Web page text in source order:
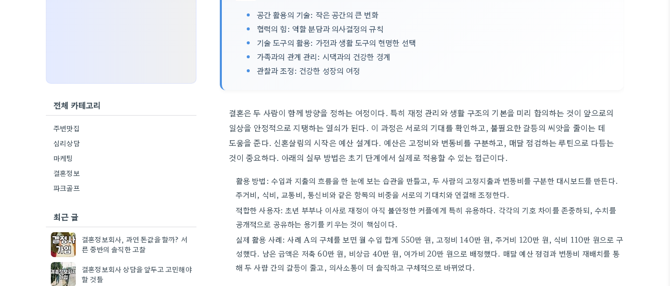
공간 활용의 기술: 작은 공간의 큰 변화
협력의 힘: 역할 분담과 의사결정의 규칙
기술 도구의 활용: 가전과 생활 도구의 현명한 선택
가족과의 관계 관리: 시댁과의 건강한 경계
관찰과 조정: 건강한 성장의 여정
결혼은 두 사람이 함께 방향을 정하는 여정이다. 특히 재정 관리와 생활 구조의 기본을 미리 합의하는 것이 앞으로의
일상을 안정적으로 지탱하는 열쇠가 된다. 이 과정은 서로의 기대를 확인하고, 불필요한 갈등의 씨앗을 줄이는 데
도움을 준다. 신혼살림의 시작은 예산 설계다. 예산은 고정비와 변동비를 구분하고, 매달 점검하는 루틴으로 다듬는
것이 중요하다. 아래의 실무 방법은 초기 단계에서 실제로 적용할 수 있는 접근이다.
활용 방법: 수입과 지출의 흐름을 한 눈에 보는 습관을 만들고, 두 사람의 고정지출과 변동비를 구분한 대시보드를 만든다.
주거비, 식비, 교통비, 통신비와 같은 항목의 비중을 서로의 기대치와 연결해 조정한다.
적합한 사용자: 초년 부부나 이사로 재정이 아직 불안정한 커플에게 특히 유용하다. 각각의 기호 차이를 존중하되, 수치를
공개적으로 공유하는 용기를 키우는 것이 핵심이다.
실제 활용 사례: 사례 A의 구체를 보면 월 수입 합계 550만 원, 고정비 140만 원, 주거비 120만 원, 식비 110만 원으로 구
성했다. 남은 금액은 저축 60만 원, 비상금 40만 원, 여가비 20만 원으로 배정했다. 매달 예산 점검과 변동비 재배치를 통
해 두 사람 간의 갈등이 줄고, 의사소통이 더 솔직하고 구체적으로 바뀌었다.
전체 카테고리
주변맛집
심리상담
마케팅
결혼정보
파크골프
최근 글
결혼정보회사, 과연 돈값을 할까? 서
른 중반의 솔직한 고찰
결혼정보회사 상담을 앞두고 고민해야
할 것들